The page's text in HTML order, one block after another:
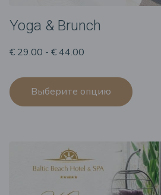
Yoga & Brunch
€ 29.00 - € 44.00
Выберите опцию